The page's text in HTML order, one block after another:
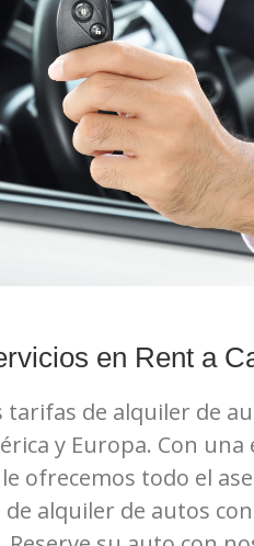
en Rent a
de alquiler de
y Europa. Con una
ofrecemos todo el
alquiler de autos